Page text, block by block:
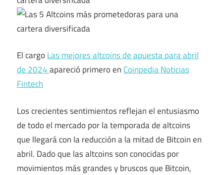
El cargo Las mejores altcoins de apuesta para abril
de 2024apareció primero en Coinpedia Noticias
Fintech
Los crecientes sentimientos reflejan el entusiasmo
de todo el mercado por la temporada de altcoins
que llegará con la reducción a la mitad de Bitcoin en
abril. Dado que las altcoins son conocidas por
movimientos más grandes y bruscos que Bitcoin,